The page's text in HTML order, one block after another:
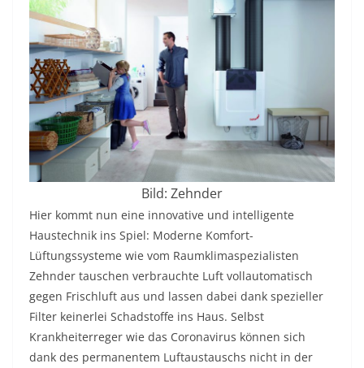
Bild: Zehnder
Hier kommt nun eine innovative und intelligente
Haustechnik ins Spiel: Moderne Komfort-
Lüftungssysteme wie vom Raumklimaspezialisten
Zehnder tauschen verbrauchte Luft vollautomatisch
gegen Frischluft aus und lassen dabei dank spezieller
Filter keinerlei Schadstoffe ins Haus. Selbst
Krankheiterreger wie das Coronavirus können sich
dank des permanentem Luftaustauschs nicht in der